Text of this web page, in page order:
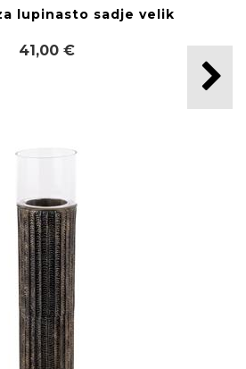
lupinasto sadje velik
41,00 €